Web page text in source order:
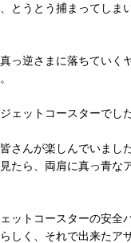
とうとう捕まってしま
っ逆さまに落ちていく
ェットコースターでした
さんが楽しんでいまし
たら、両肩に真っ青な
ットコースターの安全
しく、それで出来たア